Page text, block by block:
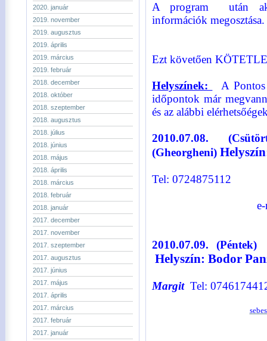
2020. január
2019. november
2019. augusztus
2019. április
2019. március
2019. február
2018. december
2018. október
2018. szeptember
2018. augusztus
2018. július
2018. június
2018. május
2018. április
2018. március
2018. február
2018. január
2017. december
2017. november
2017. szeptember
2017. augusztus
2017. június
2017. május
2017. április
2017. március
2017. február
2017. január
A program után
információk megosztása.
Ezt követően
Helyszínek:
A Pontos
időpontok már
és az alábbi
2010.07.08.
(Gheorgheni)
Tel: 0724875112
e-
2010.07.09.
Helyszín: Bodor
MargitTel: